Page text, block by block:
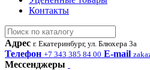
Контакты
Адрес г. Екатеринбург, ул. Блюхера 3а
Телефон +7 343 385 84 00 E-mail
Мессенджеры